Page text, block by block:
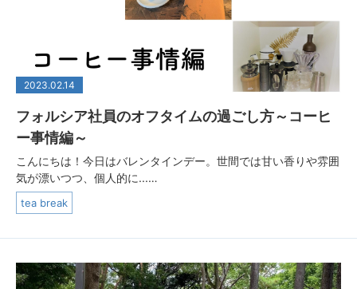
2023.02.14
フォルシア社員のオフタイムの過ごし方～コーヒ
ー事情編～
こんにちは！今日はバレンタインデー。世間では甘い香りや雰囲
気が漂いつつ、個人的に...…
tea break